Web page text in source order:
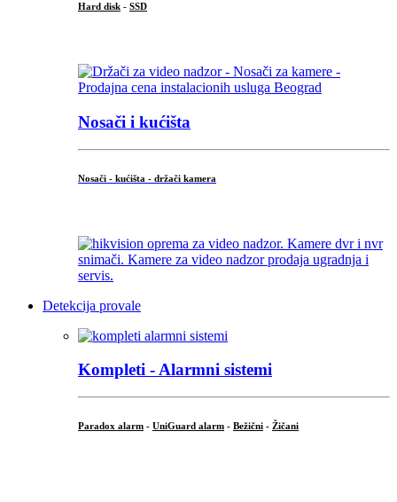
Hard disk - SSD
Nosači i kućišta
Nosači - kućišta - držači kamera
Detekcija provale
Kompleti - Alarmni sistemi
Paradox alarm - UniGuard alarm - Bežični - Žičani